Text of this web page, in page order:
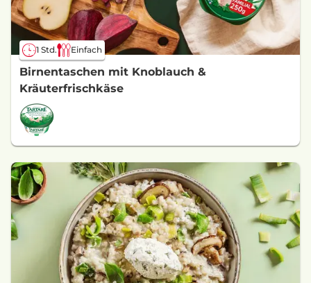
1 Std. Einfach
Birnentaschen mit Knoblauch &
Kräuterfrischkäse